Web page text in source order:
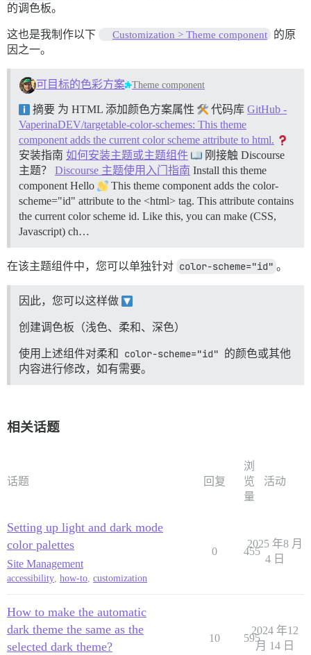
的调色板。
这也是我制作以下 Customization > Theme component
的原
因之一。
可目标的色彩方案 Theme component
摘要 为 HTML 添加颜色方案属性 代码库 GitHub -
VaperinaDEV/targetable-color-schemes: This theme
component adds the current color scheme attribute to html.
安装指南 如何安装主题或主题组件
刚接触 Discourse
主题？ Discourse 主题使用入门指南 Install this theme
component Hello
This theme component adds the color-
scheme="id" attribute to the <html> tag. This attribute contains
the current color scheme id. Like this, you can make (CSS,
Javascript) ch…
在该主题组件中，您可以单独针对 color-scheme="id" 。
因此，您可以这样做
创建调色板（浅色、柔和、深色）
使用上述组件对柔和 color-scheme="id" 的颜色或其他
内容进行修改，如有需要。
相关话题
话题 回复
浏
览
量
活动
Setting up light and dark mode
color palettes
Site Management
accessibility, how-to, customization
0 455
2025 年8 月
4 日
How to make the automatic
dark theme the same as the
selected dark theme?
10 595
2024 年12
月 14 日